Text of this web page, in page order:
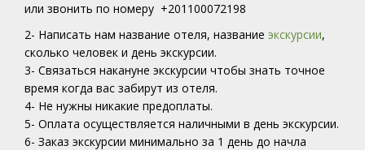
или звонить по номеру +201100072198
2- Написать нам название отеля, название экскурсии,
сколько человек и день экскурсии.
3- Связаться накануне экскурсии чтобы знать точное
время когда вас забирут из отеля.
4- Не нужны никакие предоплаты.
5- Оплата осуществляется наличными в день экскурсии.
6- Заказ экскурсии минимально за 1 день до начла